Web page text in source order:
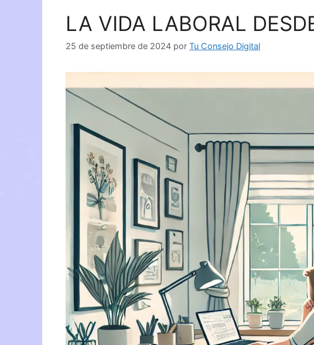
LA VIDA LABORAL
25 de septiembre de 2024 por Tu Consejo Digital